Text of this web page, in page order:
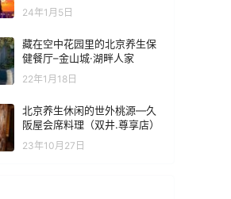
基地店）
24年1月5日
藏在空中花园里的北京养生保
健餐厅–金山城·湖畔人家
22年1月18日
北京养生休闲的世外桃源—久
阪屋会席料理（双井.尊享店）
23年10月27日